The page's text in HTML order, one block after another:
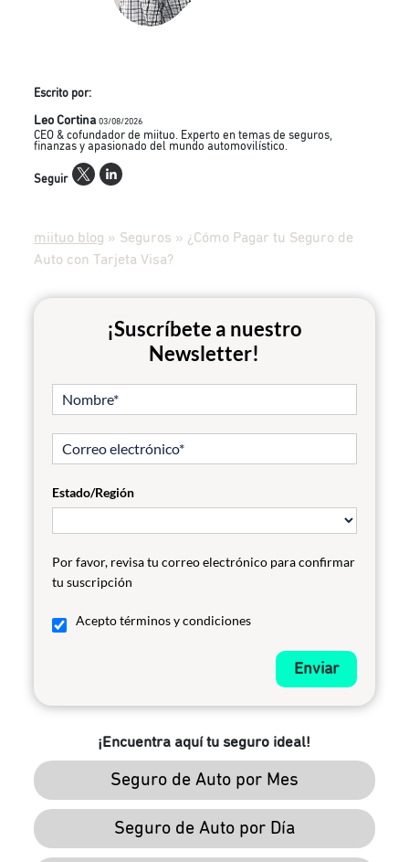
Escrito por:
Leo Cortina 03/08/2026
CEO & cofundador de miituo. Experto en temas de seguros,
finanzas y apasionado del mundo automovilístico.
Seguir
miituo blog » Seguros » ¿Cómo Pagar tu Seguro de
Auto con Tarjeta Visa?
¡Suscríbete a nuestro
Newsletter!
Estado/Región
Por favor, revisa tu correo electrónico para confirmar
tu suscripción
Acepto términos y condiciones
Enviar
¡Encuentra aquí tu seguro ideal!
Seguro de Auto por Mes
Seguro de Auto por Día